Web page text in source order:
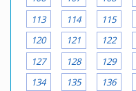
113
114 115
120
121 122
127
128 129
134
135 136